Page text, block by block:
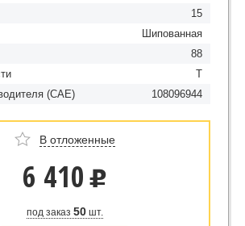
15
Шипованная
88
T
(CAE)
108096944
В отложенные
6 410 u
под заказ 50шт.